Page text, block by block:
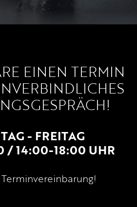
EINEN TERMIN
- FREITAG
/ 14:00-18:00 UHR